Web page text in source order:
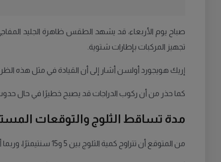
صباح يوم الأربعاء، قد يشهد الطقس ظاهرة الجليد
تجهيز المركبات بإطارات شتوية.
إريك هويجورد أولسن أشار إلى أن القيادة في مثل هذه
كما حذر من أن ركوب الدراجات قد يصبح خطيرًا في حال حدوث
مدة تساقط الثلوج والتوقعات
من المتوقع أن تتراوح كمية الثلوج بين 5 و15 سنتيمترًا، وربما أكثر في المناطق الساحلية، وذلك خلال يومي الأربعاء والخميس. يستمر التحذير حتى الساعة السادسة من مساء الخميس.